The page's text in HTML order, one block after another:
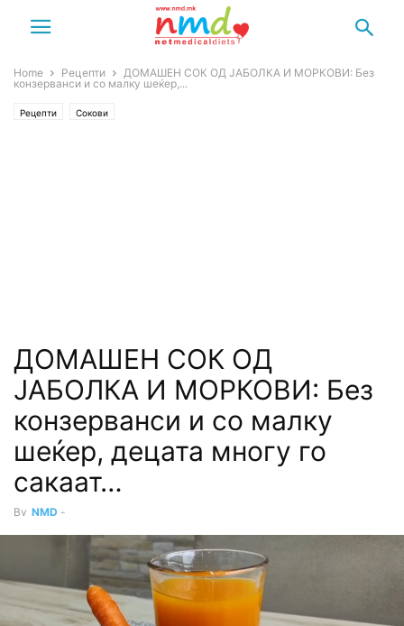
Home Рецепти
ДОМАШЕН СОК ОД ЈАБОЛКА И МОРКОВИ: Без
конзерванси и со малку шеќер,...
Рецепти Сокови
ДОМАШЕН СОК ОД
ЈАБОЛКА И МОРКОВИ: Без
конзерванси и со малку
шеќер, децата многу го
сакаат…
By NMD -